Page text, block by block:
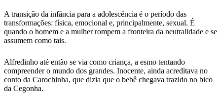
A transição da infância para a adolescência é o período das
transformações: física, emocional e, principalmente, sexual. É
quando o homem e a mulher rompem a fronteira da neutralidade e se
assumem como tais.
Alfredinho até então se via como criança, a esmo tentando
compreender o mundo dos grandes. Inocente, ainda acreditava no
conto da Carochinha, que dizia que o bebê chegava trazido no bico
da Cegonha.